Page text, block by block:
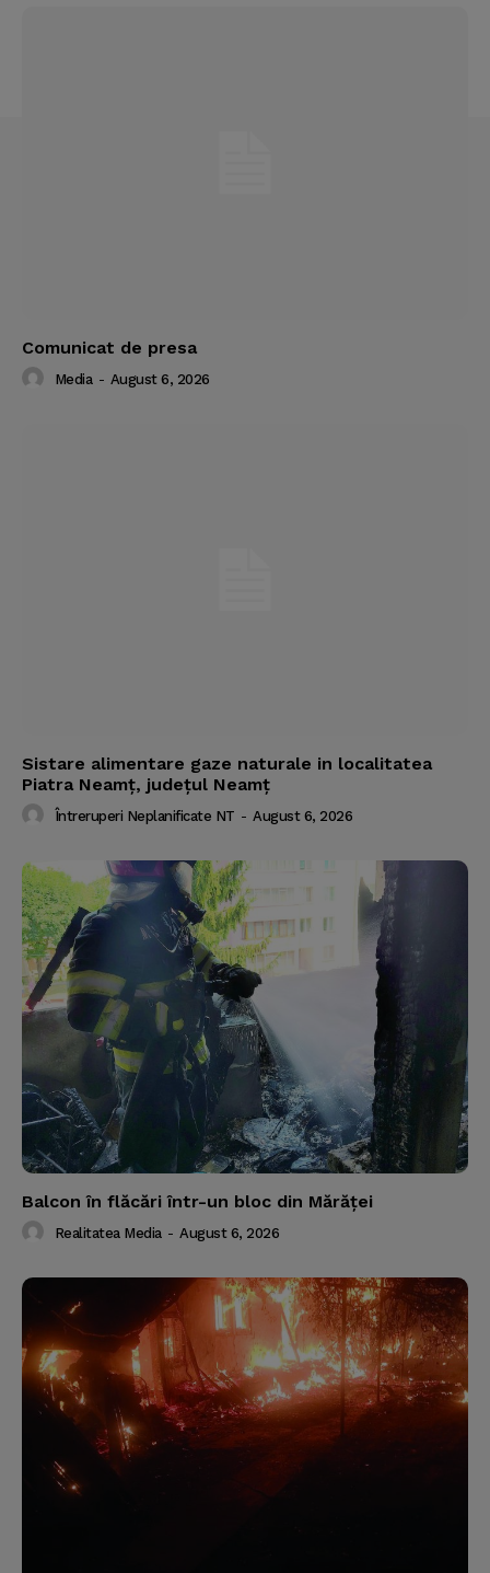
Comunicat de presa
Media - August 6, 2026
Sistare alimentare gaze naturale in localitatea
Piatra Neamț, județul Neamț
Întreruperi Neplanificate NT - August 6, 2026
Balcon în flăcări într-un bloc din Mărăţei
Realitatea Media - August 6, 2026